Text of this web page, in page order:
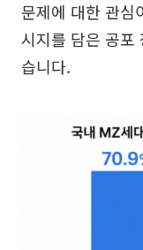
문제에 대한 관심
시지를 담은 공포
습니다.